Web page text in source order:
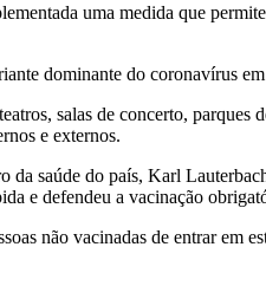
uma medida que
dominante do coronavírus
salas de concerto,
e externos.
da saúde do país, Karl
e defendeu a vacinação
não vacinadas de entrar em